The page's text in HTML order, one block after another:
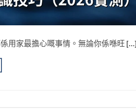
用家最擔心嘅事情。無論你係喺旺